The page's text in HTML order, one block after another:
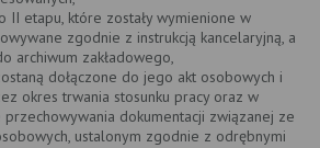
II etapu, które zostały wymienione w
zgodnie z instrukcją kancelaryjną, a
archiwum zakładowego,
dołączone do jego akt osobowych i
okres trwania stosunku pracy oraz w
dokumentacji związanej ze
ustalonym zgodnie z odrębnymi